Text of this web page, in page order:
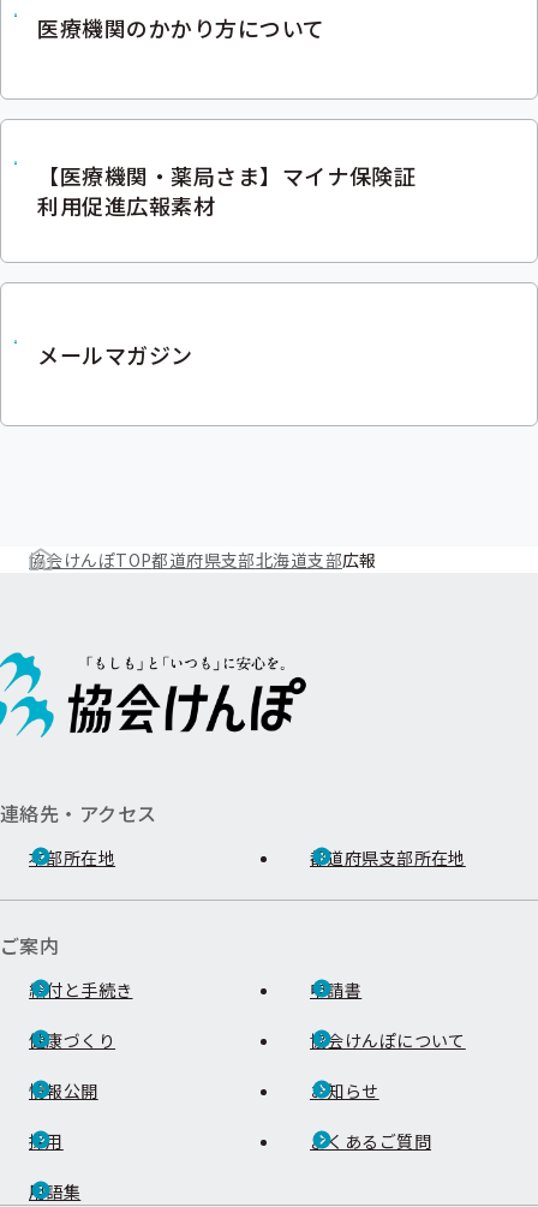
医療機関のかかり方について
【医療機関・薬局さま】マイナ保険証
利用促進広報素材
メールマガジン
協会けんぽTOP都道府県支部北海道支部広報
連絡先・アクセス
本部所在地 都道府県支部所在地
ご案内
給付と手続き 申請書
健康づくり 協会けんぽについて
情報公開 お知らせ
採用 よくあるご質問
用語集